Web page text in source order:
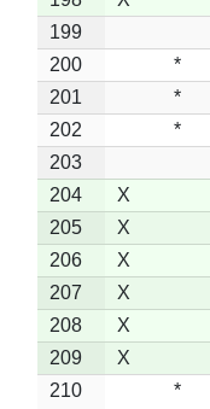
199
200
*
201
*
202
*
203
204
X
205
X
206
X
207
X
208
X
209
X
210
*